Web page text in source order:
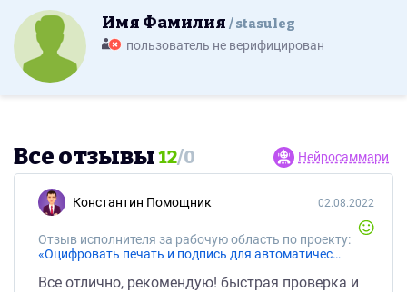
Имя Фамилия stasuleg
пользователь не верифицирован
Все отзывы12/0 Нейросаммари
Константин Помощник
Отзыв исполнителя за рабочую область по проекту:
«Оцифровать печать и подпись для автоматического подписывания документов»
02.08.2022
Все отлично, рекомендую! быстрая проверка и